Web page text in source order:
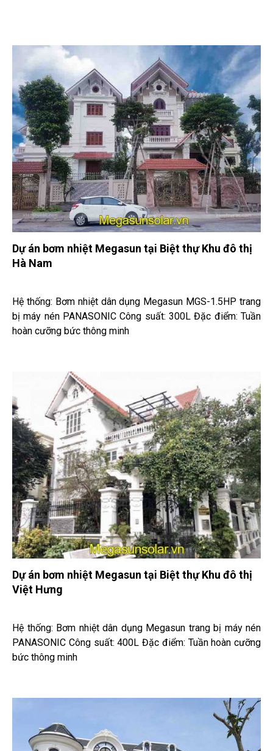
Dự án bơm nhiệt Megasun tại Biệt thự Khu đô thị
Hà Nam
Hệ thống: Bơm nhiệt dân dụng Megasun MGS-1.5HP trang
bị máy nén PANASONIC Công suất: 300L Đặc điểm: Tuần
hoàn cưỡng bức thông minh
Dự án bơm nhiệt Megasun tại Biệt thự Khu đô thị
Việt Hưng
Hệ thống: Bơm nhiệt dân dụng Megasun trang bị máy nén
PANASONIC Công suất: 400L Đặc điểm: Tuần hoàn cưỡng
bức thông minh